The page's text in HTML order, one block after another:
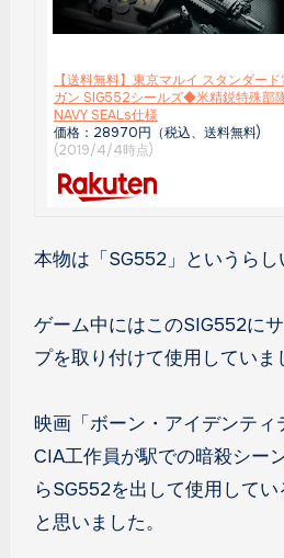
【送料無料】東京マルイ スタンダー
ガン SIG552シールズ◆米精鋭特殊部
NAVY SEALs仕様
価格：28970円（税込、送料無料)
(2019/4/4時点)
本物は「SG552」というらし
ゲーム中にはこのSIG552に
プを取り付けて使用していま
映画「ボーン・アイデンティ
CIA工作員が駅での暗殺シー
らSG552を出して使用して
と思いました。